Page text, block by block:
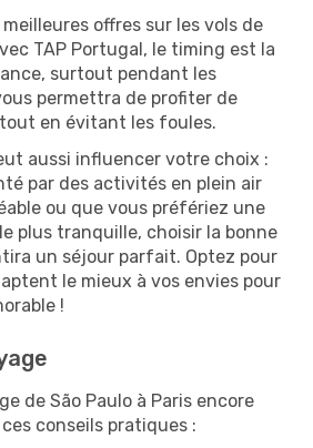
offres sur les vols de
TAP Portugal, le timing est la
surtout pendant les
permettra de profiter de
en évitant les foules.
aussi influencer votre choix :
par des activités en plein air
ou que vous préfériez une
plus tranquille, choisir la bonne
un séjour parfait. Optez pour
le mieux à vos envies pour
!
de São Paulo à Paris encore
conseils pratiques :